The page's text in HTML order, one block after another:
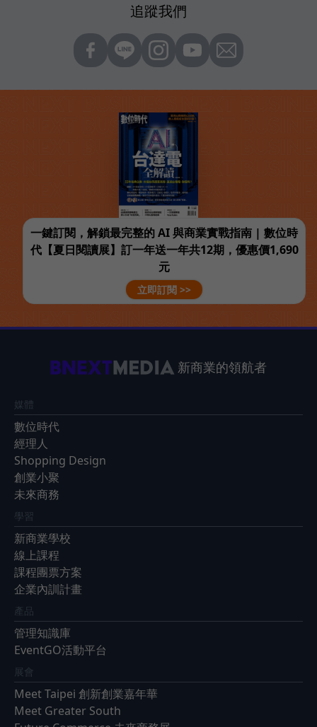
追蹤我們
一鍵訂閱，解鎖最完整的 AI 與商業實戰指南 | 數位時
代【夏日閱讀展】訂一年送一年共12期，優惠價1,690
元
立即訂閱 >>
新商業的領航者
媒體
數位時代
經理人
Shopping Design
創業小聚
未來商務
學習
新商業學校
線上課程
課程團票方案
企業內訓計畫
產品
管理知識庫
EventGO活動平台
展會
Meet Taipei 創新創業嘉年華
Meet Greater South